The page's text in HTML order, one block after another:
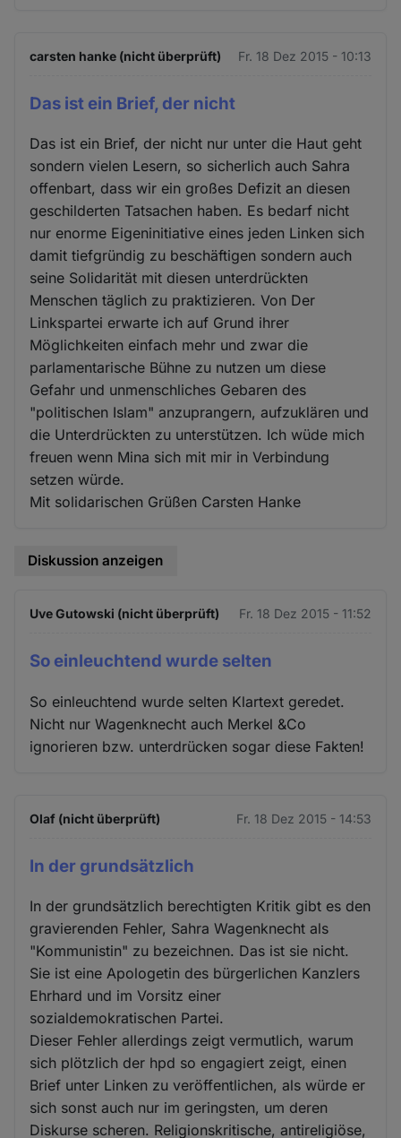
carsten hanke (nicht überprüft) Fr. 18 Dez 2015 - 10:13
Das ist ein Brief, der nicht
Das ist ein Brief, der nicht nur unter die Haut geht
sondern vielen Lesern, so sicherlich auch Sahra
offenbart, dass wir ein großes Defizit an diesen
geschilderten Tatsachen haben. Es bedarf nicht
nur enorme Eigeninitiative eines jeden Linken sich
damit tiefgründig zu beschäftigen sondern auch
seine Solidarität mit diesen unterdrückten
Menschen täglich zu praktizieren. Von Der
Linkspartei erwarte ich auf Grund ihrer
Möglichkeiten einfach mehr und zwar die
parlamentarische Bühne zu nutzen um diese
Gefahr und unmenschliches Gebaren des
"politischen Islam" anzuprangern, aufzuklären und
die Unterdrückten zu unterstützen. Ich wüde mich
freuen wenn Mina sich mit mir in Verbindung
setzen würde.
Mit solidarischen Grüßen Carsten Hanke
Diskussion anzeigen
Uve Gutowski (nicht überprüft) Fr. 18 Dez 2015 - 11:52
So einleuchtend wurde selten
So einleuchtend wurde selten Klartext geredet.
Nicht nur Wagenknecht auch Merkel &Co
ignorieren bzw. unterdrücken sogar diese Fakten!
Olaf (nicht überprüft) Fr. 18 Dez 2015 - 14:53
In der grundsätzlich
In der grundsätzlich berechtigten Kritik gibt es den
gravierenden Fehler, Sahra Wagenknecht als
"Kommunistin" zu bezeichnen. Das ist sie nicht.
Sie ist eine Apologetin des bürgerlichen Kanzlers
Ehrhard und im Vorsitz einer
sozialdemokratischen Partei.
Dieser Fehler allerdings zeigt vermutlich, warum
sich plötzlich der hpd so engagiert zeigt, einen
Brief unter Linken zu veröffentlichen, als würde er
sich sonst auch nur im geringsten, um deren
Diskurse scheren. Religionskritische, antireligiöse,